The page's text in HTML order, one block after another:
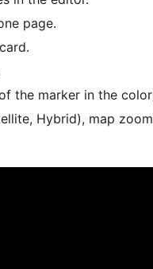
page.
the marker in the
Hybrid), map